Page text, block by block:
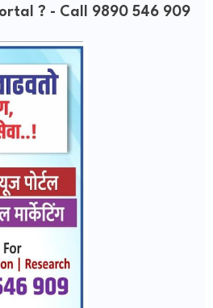
? - Call 9890 546 909